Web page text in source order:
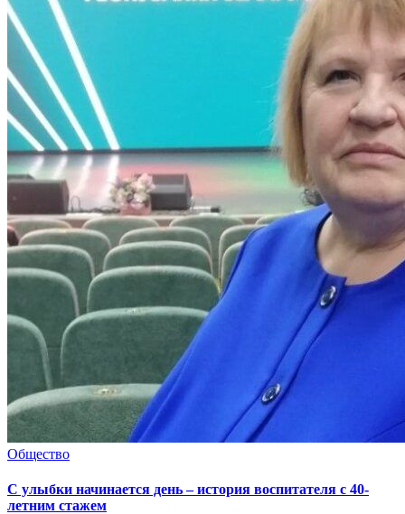
Общество
С улыбки начинается день – история воспитателя с 40-
летним стажем